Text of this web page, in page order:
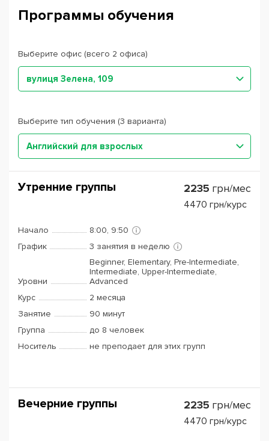
Программы обучения
Выберите офис (всего 2 офиса)
вулиця Зелена, 109
Выберите тип обучения (3 варианта)
Английский для взрослых
Утренние группы 2235 грн/мес
4470 грн/курс
Начало
8:00, 9:50
График
3 занятия в неделю
Уровни
Beginner, Elementary, Pre-Intermediate,
Intermediate, Upper-Intermediate,
Advanced
Курс
2 месяца
Занятие
90 минут
Группа
до 8 человек
Носитель
не преподает для этих групп
Вечерние группы 2235 грн/мес
4470 грн/курс